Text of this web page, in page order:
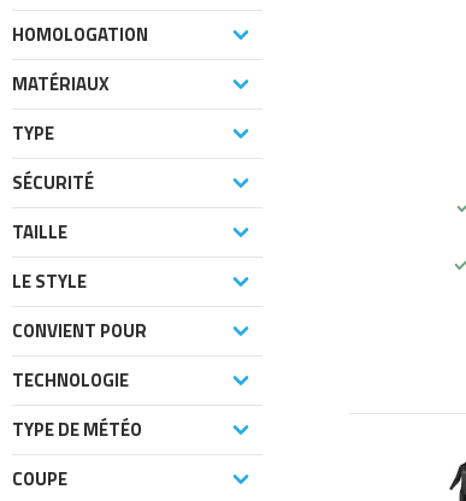
HOMOLOGATION
MATÉRIAUX
TYPE
SÉCURITÉ
TAILLE
LE STYLE
CONVIENT POUR
TECHNOLOGIE
TYPE DE MÉTÉO
COUPE